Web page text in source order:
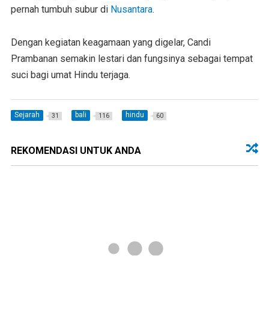
pernah tumbuh subur di Nusantara.
Dengan kegiatan keagamaan yang digelar, Candi
Prambanan semakin lestari dan fungsinya sebagai tempat
suci bagi umat Hindu terjaga.
Sejarah 31 bali 116 hindu 60
REKOMENDASI UNTUK ANDA